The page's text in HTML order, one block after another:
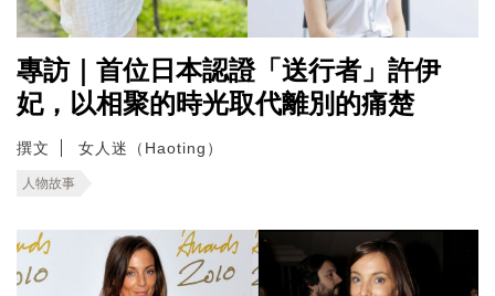
專訪｜首位日本認證「送行者」許伊
妃，以相聚的時光取代離別的痛楚
撰文 女人迷（Haoting）
人物故事